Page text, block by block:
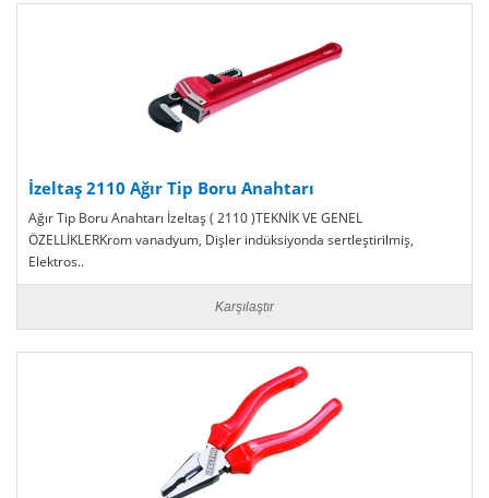
İzeltaş 2110 Ağır Tip Boru Anahtarı
Ağır Tip Boru Anahtarı İzeltaş ( 2110 )TEKNİK VE GENEL
ÖZELLİKLERKrom vanadyum, Dişler indüksiyonda sertleştirilmiş,
Elektros..
Karşılaştır